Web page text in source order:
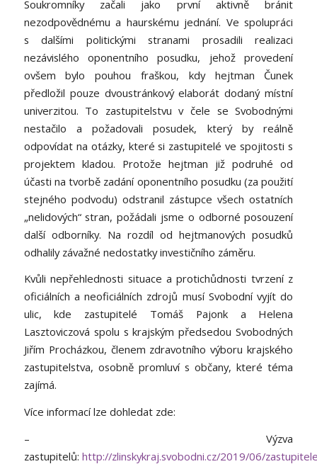
Soukromníky začali jako první aktivně bránit
nezodpovědnému a haurskému jednání. Ve spolupráci
s dalšími politickými stranami prosadili realizaci
nezávislého oponentního posudku, jehož provedení
ovšem bylo pouhou fraškou, kdy hejtman Čunek
předložil pouze dvoustránkový elaborát dodaný místní
univerzitou. To zastupitelstvu v čele se Svobodnými
nestačilo a požadovali posudek, který by reálně
odpovídat na otázky, které si zastupitelé ve spojitosti s
projektem kladou. Protože hejtman již podruhé od
účasti na tvorbě zadání oponentního posudku (za použití
stejného podvodu) odstranil zástupce všech ostatních
„nelidových“ stran, požádali jsme o odborné posouzení
další odborníky. Na rozdíl od hejtmanových posudků
odhalily závažné nedostatky investičního záměru.
Kvůli nepřehlednosti situace a protichůdnosti tvrzení z
oficiálních a neoficiálních zdrojů musí Svobodní vyjít do
ulic, kde zastupitelé Tomáš Pajonk a Helena
Lasztoviczová spolu s krajským předsedou Svobodných
Jiřím Procházkou, členem zdravotního výboru krajského
zastupitelstva, osobně promluví s občany, které téma
zajímá.
Více informací lze dohledat zde:
– Výzva
zastupitelů: http://zlinskykraj.svobodni.cz/2019/06/